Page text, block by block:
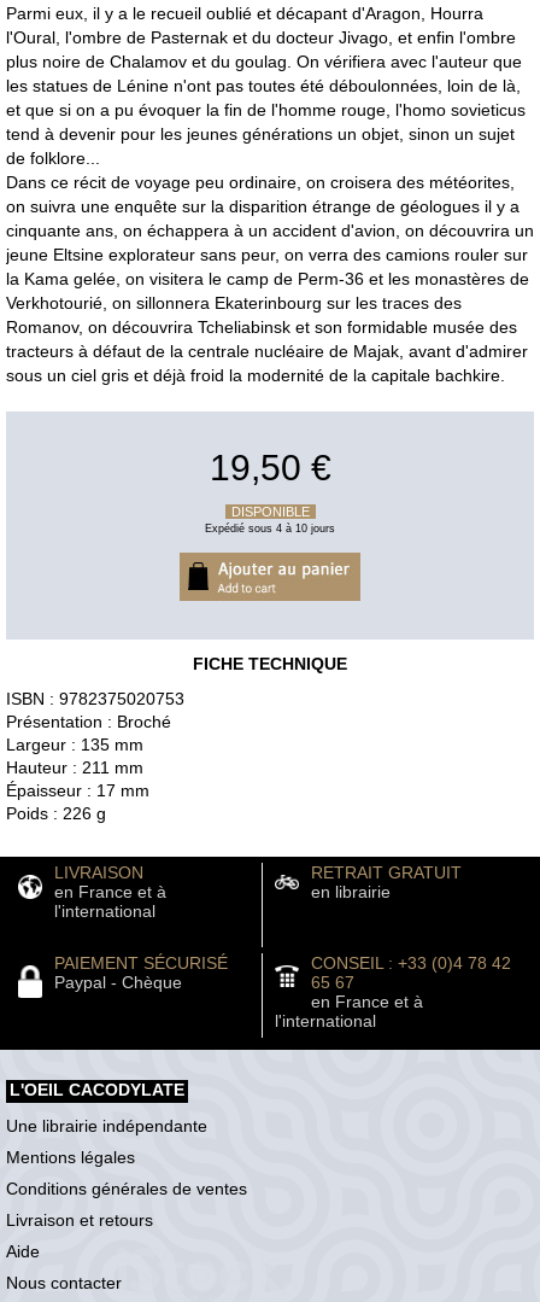
Parmi eux, il y a le recueil oublié et décapant d'Aragon, Hourra
l'Oural, l'ombre de Pasternak et du docteur Jivago, et enfin l'ombre
plus noire de Chalamov et du goulag. On vérifiera avec l'auteur que
les statues de Lénine n'ont pas toutes été déboulonnées, loin de là,
et que si on a pu évoquer la fin de l'homme rouge, l'homo sovieticus
tend à devenir pour les jeunes générations un objet, sinon un sujet
de folklore...
Dans ce récit de voyage peu ordinaire, on croisera des météorites,
on suivra une enquête sur la disparition étrange de géologues il y a
cinquante ans, on échappera à un accident d'avion, on découvrira un
jeune Eltsine explorateur sans peur, on verra des camions rouler sur
la Kama gelée, on visitera le camp de Perm-36 et les monastères de
Verkhotourié, on sillonnera Ekaterinbourg sur les traces des
Romanov, on découvrira Tcheliabinsk et son formidable musée des
tracteurs à défaut de la centrale nucléaire de Majak, avant d'admirer
sous un ciel gris et déjà froid la modernité de la capitale bachkire.
19,50 €
DISPONIBLE
Expédié sous 4 à 10 jours
FICHE TECHNIQUE
ISBN : 9782375020753
Présentation : Broché
Largeur : 135 mm
Hauteur : 211 mm
Épaisseur : 17 mm
Poids : 226 g
LIVRAISON
en France et à
l'international
RETRAIT GRATUIT
en librairie
PAIEMENT SÉCURISÉ
Paypal - Chèque
CONSEIL : +33 (0)4 78 42
65 67
en France et à
l'international
L'OEIL CACODYLATE
Une librairie indépendante
Mentions légales
Conditions générales de ventes
Livraison et retours
Aide
Nous contacter